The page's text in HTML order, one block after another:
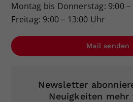
Montag bis Donnerstag: 9:00 –
Freitag: 9:00 – 13:00 Uhr
Mail senden
Newsletter
Neuigkeiten mehr